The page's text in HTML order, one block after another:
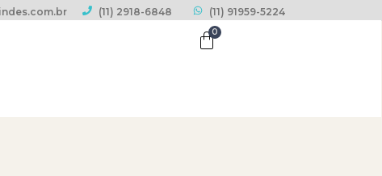
(11) 2918-6848 (11) 91959-5224
0